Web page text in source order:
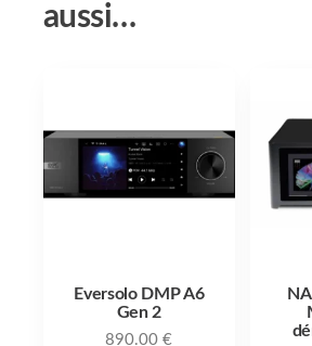
aussi…
Eversolo DMP A6
Gen 2
890.00€